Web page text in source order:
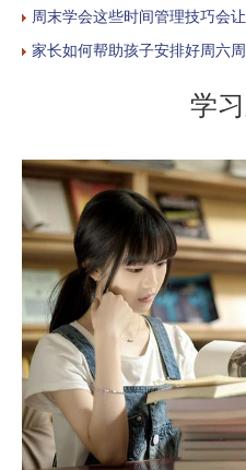
周末学会这些时间管理技巧会
家长如何帮助孩子安排好周六
学